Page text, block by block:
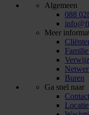
Algemeen
088
Meer
Buren
Ga snel naar
Contact